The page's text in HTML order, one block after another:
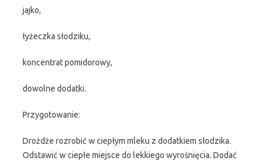
jajko,
łyżeczka słodziku,
koncentrat pomidorowy,
dowolne dodatki.
Przygotowanie:
Drożdże rozrobić w ciepłym mleku z dodatkiem słodzika.
Odstawić w ciepłe miejsce do lekkiego wyrośnięcia. Dodać